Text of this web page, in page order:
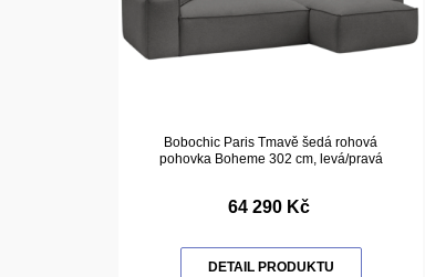
Bobochic Paris Tmavě šedá rohová
pohovka Boheme 302 cm, levá/pravá
64 290 Kč
DETAIL PRODUKTU